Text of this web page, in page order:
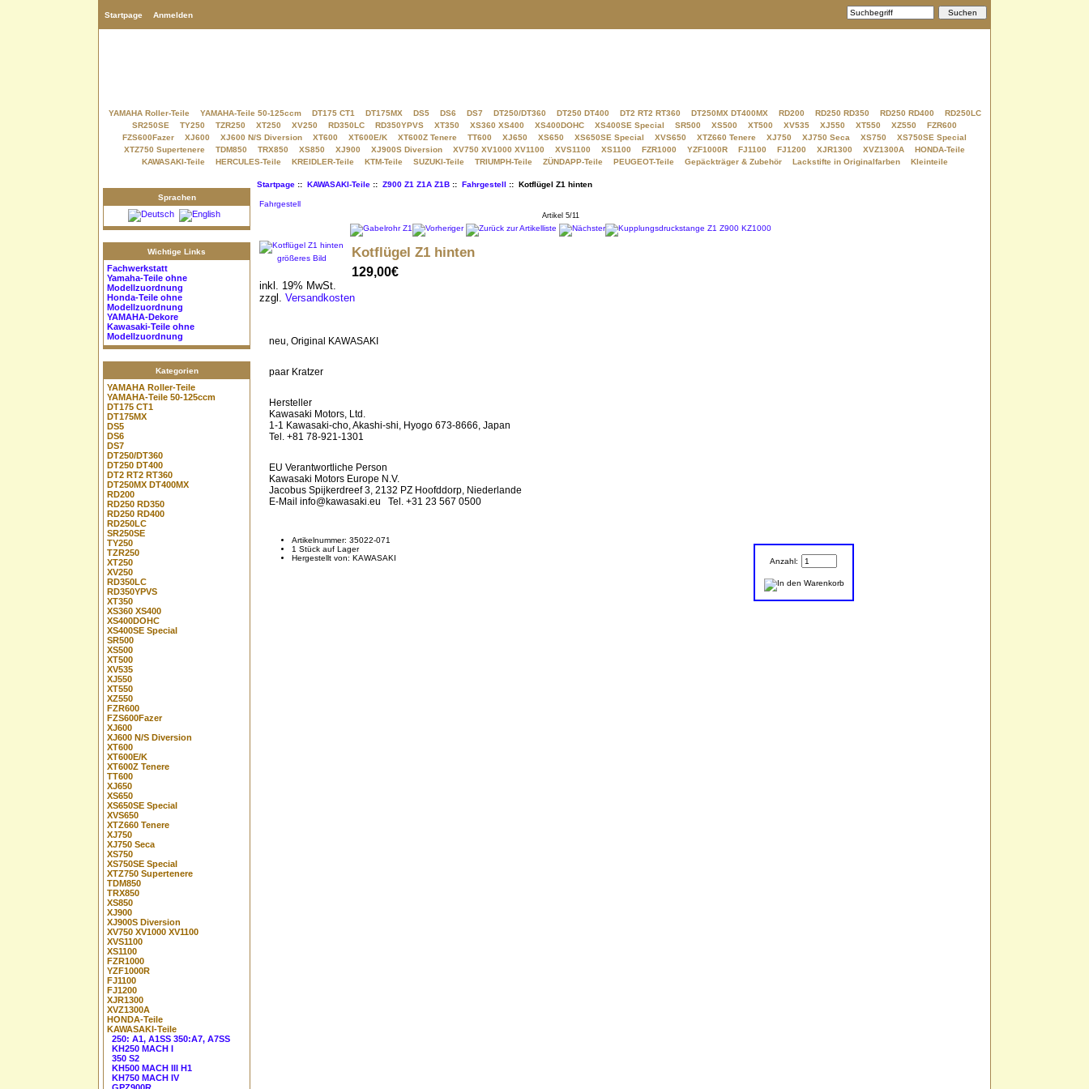
Startpage Anmelden
YAMAHA Roller-Teile YAMAHA-Teile 50-125ccm DT175 CT1 DT175MX DS5 DS6 DS7 DT250/DT360 DT250 DT400 DT2 RT2 RT360 DT250MX DT400MX RD200 RD250 RD350 RD250 RD400
RD250LC
SR250SE
TY250 TZR250 XT250 XV250 RD350LC RD350YPVS XT350 XS360 XS400 XS400DOHC XS400SE Special SR500 XS500 XT500 XV535 XJ550 XT550 XZ550
FZR600
FZS600Fazer
XJ600 XJ600 N/S Diversion XT600 XT600E/K XT600Z Tenere TT600 XJ650 XS650 XS650SE Special XVS650 XTZ660 Tenere XJ750 XJ750 Seca XS750
XS750SE Special
XTZ750 Supertenere
TDM850 TRX850 XS850 XJ900 XJ900S Diversion XV750 XV1000 XV1100 XVS1100 XS1100 FZR1000 YZF1000R FJ1100 FJ1200 XJR1300 XVZ1300A
HONDA-Teile
KAWASAKI-Teile
HERCULES-Teile KREIDLER-Teile KTM-Teile SUZUKI-Teile TRIUMPH-Teile ZÜNDAPP-Teile PEUGEOT-Teile Gepäckträger & Zubehör Lackstifte in Originalfarben Kleinteile
Sprachen
Wichtige Links
Fachwerkstatt
Yamaha-Teile ohne
Modellzuordnung
Honda-Teile ohne
Modellzuordnung
YAMAHA-Dekore
Kawasaki-Teile ohne
Modellzuordnung
Kategorien
YAMAHA Roller-Teile
YAMAHA-Teile 50-125ccm
DT175 CT1
DT175MX
DS5
DS6
DS7
DT250/DT360
DT250 DT400
DT2 RT2 RT360
DT250MX DT400MX
RD200
RD250 RD350
RD250 RD400
RD250LC
SR250SE
TY250
TZR250
XT250
XV250
RD350LC
RD350YPVS
XT350
XS360 XS400
XS400DOHC
XS400SE Special
SR500
XS500
XT500
XV535
XJ550
XT550
XZ550
FZR600
FZS600Fazer
XJ600
XJ600 N/S Diversion
XT600
XT600E/K
XT600Z Tenere
TT600
XJ650
XS650
XS650SE Special
XVS650
XTZ660 Tenere
XJ750
XJ750 Seca
XS750
XS750SE Special
XTZ750 Supertenere
TDM850
TRX850
XS850
XJ900
XJ900S Diversion
XV750 XV1000 XV1100
XVS1100
XS1100
FZR1000
YZF1000R
FJ1100
FJ1200
XJR1300
XVZ1300A
HONDA-Teile
KAWASAKI-Teile
250: A1, A1SS 350:A7, A7SS
KH250 MACH I
350 S2
KH500 MACH III H1
KH750 MACH IV
Startpage:: KAWASAKI-Teile:: Z900 Z1 Z1A Z1B:: Fahrgestell :: Kotflügel Z1 hinten
Fahrgestell
Artikel 5/11
größeres Bild Kotflügel Z1 hinten
129,00€
inkl. 19% MwSt.
zzgl. Versandkosten
neu, Original KAWASAKI
paar Kratzer
Hersteller
Kawasaki Motors, Ltd.
1-1 Kawasaki-cho, Akashi-shi, Hyogo 673-8666, Japan
Tel. +81 78-921-1301
EU Verantwortliche Person
Kawasaki Motors Europe N.V.
Jacobus Spijkerdreef 3, 2132 PZ Hoofddorp, Niederlande
E-Mail info@kawasaki.eu Tel. +31 23 567 0500
Anzahl:
Artikelnummer: 35022-071
1 Stück auf Lager
Hergestellt von: KAWASAKI